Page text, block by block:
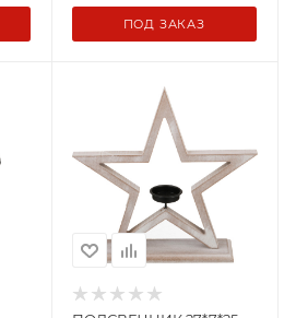
ПОД ЗАКАЗ